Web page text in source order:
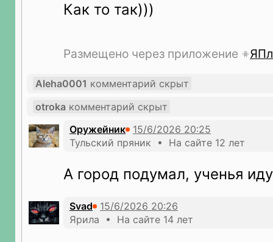
Как то так)))
Размещено через приложение
Aleha0001 комментарий скрыт
otroka комментарий скрыт
Оружейник
Тульский пряник • На сайте 12 лет
А город подумал, ученья
Svad
Ярила • На сайте 14 лет